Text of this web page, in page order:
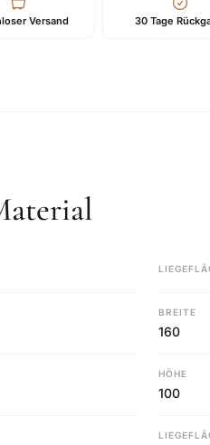
Versand 30 Tage
BREITE
160
HÖHE
100